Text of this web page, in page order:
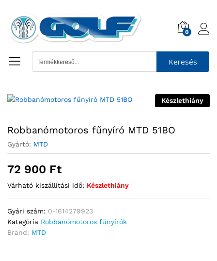
0
Keresés
Készlethiány
Robbanómotoros fűnyíró MTD 51BO
Gyártó: MTD
72 900 Ft
Várható kiszállítási idő: Készlethiány
Gyári szám: 0-1614279923
Kategória Robbanómotoros fűnyírók
Brand: MTD